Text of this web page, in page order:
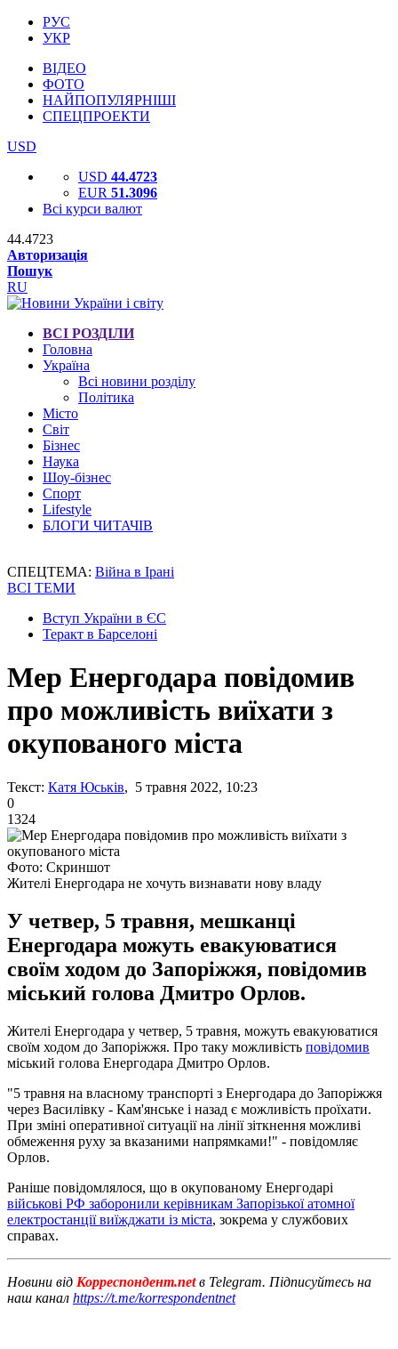
РУС
УКР
ВІДЕО
ФОТО
НАЙПОПУЛЯРНІШІ
СПЕЦПРОЕКТИ
USD
USD 44.4723
EUR 51.3096
Всі курси валют
44.4723
Авторизація
Пошук
RU
ВСІ РОЗДІЛИ
Головна
Україна
Всі новини розділу
Політика
Місто
Світ
Бізнес
Наука
Шоу-бізнес
Спорт
Lifestyle
БЛОГИ ЧИТАЧІВ
СПЕЦТЕМА: Війна в Ірані
ВСІ ТЕМИ
Вступ України в ЄС
Теракт в Барселоні
Мер Енергодара повідомив
про можливість виїхати з
окупованого міста
Текст: Катя Юськів, 5 травня 2022, 10:23
0
1324
Фото: Скриншот
Жителі Енергодара не хочуть визнавати нову владу
У четвер, 5 травня, мешканці
Енергодара можуть евакуюватися
своїм ходом до Запоріжжя, повідомив
міський голова Дмитро Орлов.
Жителі Енергодара у четвер, 5 травня, можуть евакуюватися
своїм ходом до Запоріжжя. Про таку можливість повідомив
міський голова Енергодара Дмитро Орлов.
"5 травня на власному транспорті з Енергодара до Запоріжжя
через Василівку - Кам'янське і назад є можливість проїхати.
При зміні оперативної ситуації на лінії зіткнення можливі
обмеження руху за вказаними напрямками!" - повідомляє
Орлов.
Раніше повідомлялося, що в окупованому Енергодарі
військові РФ заборонили керівникам Запорізької атомної
електростанції виїжджати із міста, зокрема у службових
справах.
Новини від Корреспондент.netв Telegram. Підписуйтесь на
наш канал https://t.me/korrespondentnet